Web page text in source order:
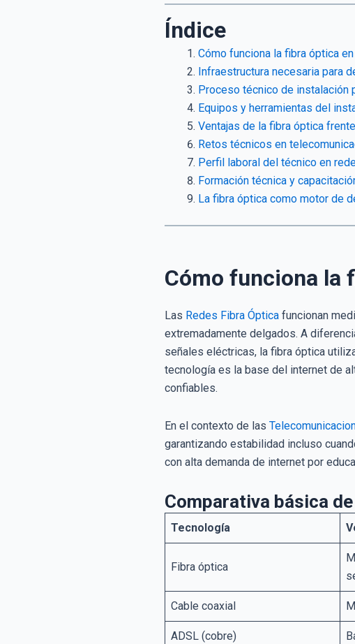
Índice
Cómo funciona la fibra óptica
Infraestructura necesaria para
Proceso técnico de instalación
Equipos y herramientas del
Ventajas de la fibra óptica
Retos técnicos en
Perfil laboral del técnico en
Formación técnica y
La fibra óptica como motor de
Cómo funciona la
Las Redes Fibra Óptica funcionan
extremadamente delgados. A
señales eléctricas, la fibra óptica
tecnología es la base del internet de
confiables.
En el contexto de las
garantizando estabilidad incluso
con alta demanda de internet por
Comparativa básica
Tecnología
Fibra óptica
Cable coaxial
ADSL (cobre)